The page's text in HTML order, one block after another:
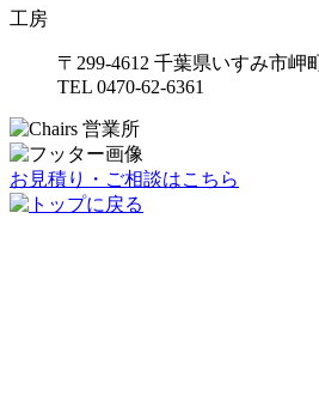
工房
〒299-4612 千葉県いすみ市岬
TEL 0470-62-6361
お見積り・ご相談はこちら